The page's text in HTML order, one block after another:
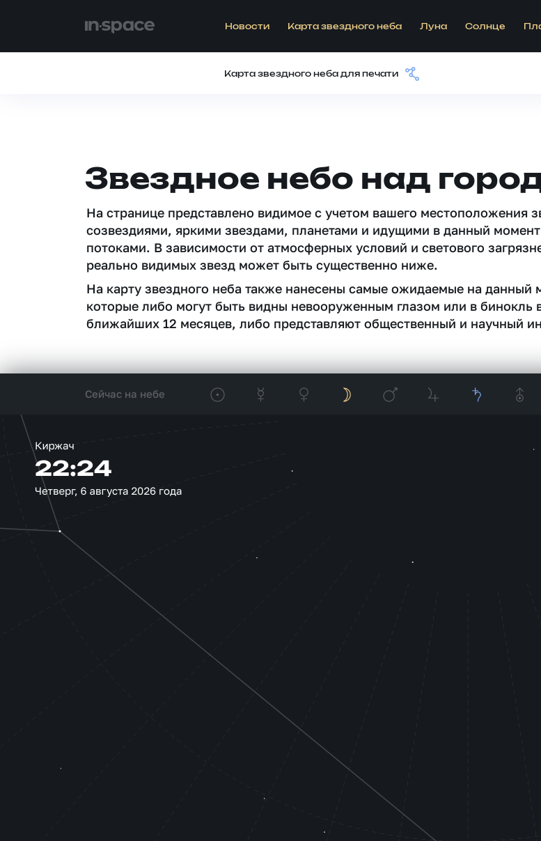
Новости Карта звездного неба Луна Солнце
Карта звездного неба для печати
Звездное небо над
На странице представлено видимое c учетом вашего местоположения
созвездиями, яркими звездами, планетами и идущими в данный
потоками. В зависимости от атмосферных условий и светового
реально видимых звезд может быть существенно ниже.
На карту звездного неба также нанесены самые ожидаемые на данный
которые либо могут быть видны невооруженным глазом или в бинокль
ближайших 12 месяцев, либо представляют общественный и научный
Сейчас на небе